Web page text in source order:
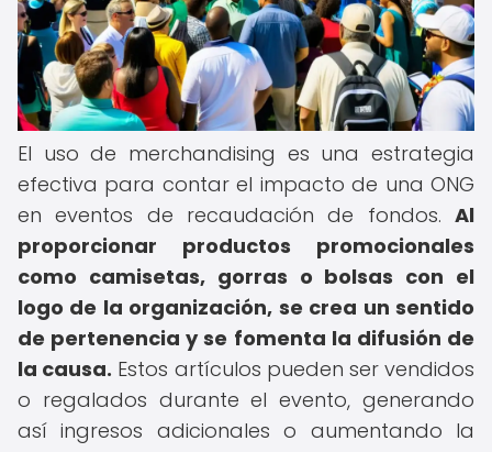
El uso de merchandising es una estrategia
efectiva para contar el impacto de una ONG
en eventos de recaudación de fondos. Al
proporcionar productos promocionales
como camisetas, gorras o bolsas con el
logo de la organización, se crea un sentido
de pertenencia y se fomenta la difusión de
la causa. Estos artículos pueden ser vendidos
o regalados durante el evento, generando
así ingresos adicionales o aumentando la